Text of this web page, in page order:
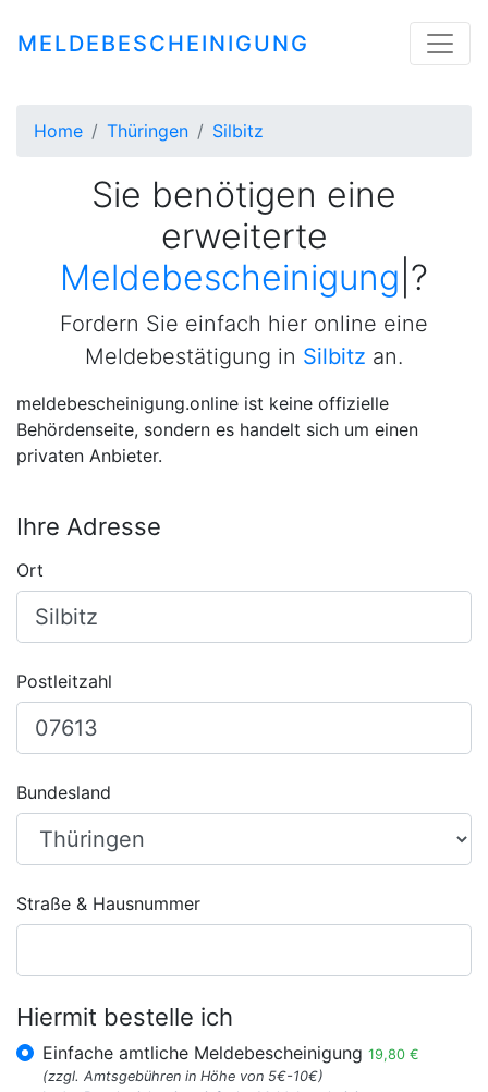
MELDEBESCHEINIGUNG
Home Thüringen Silbitz
Sie benötigen eine
erweiterte
Meldebes|?
Fordern Sie einfach hier online eine
Meldebestätigung in Silbitz an.
meldebescheinigung.online ist keine offizielle
Behördenseite, sondern es handelt sich um einen
privaten Anbieter.
Ihre Adresse
Ort
Postleitzahl
Bundesland
Straße & Hausnummer
Hiermit bestelle ich
Einfache amtliche Meldebescheinigung 19,80 €
(zzgl. Amtsgebühren in Höhe von 5€-10€)